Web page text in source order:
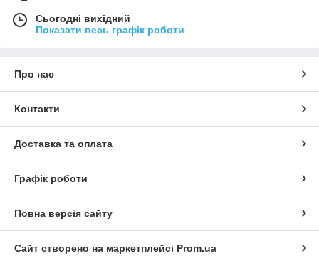
Сьогодні вихідний
Показати весь графік роботи
Про нас
Контакти
Доставка та оплата
Графік роботи
Повна версія сайту
Сайт створено на маркетплейсі Prom.ua